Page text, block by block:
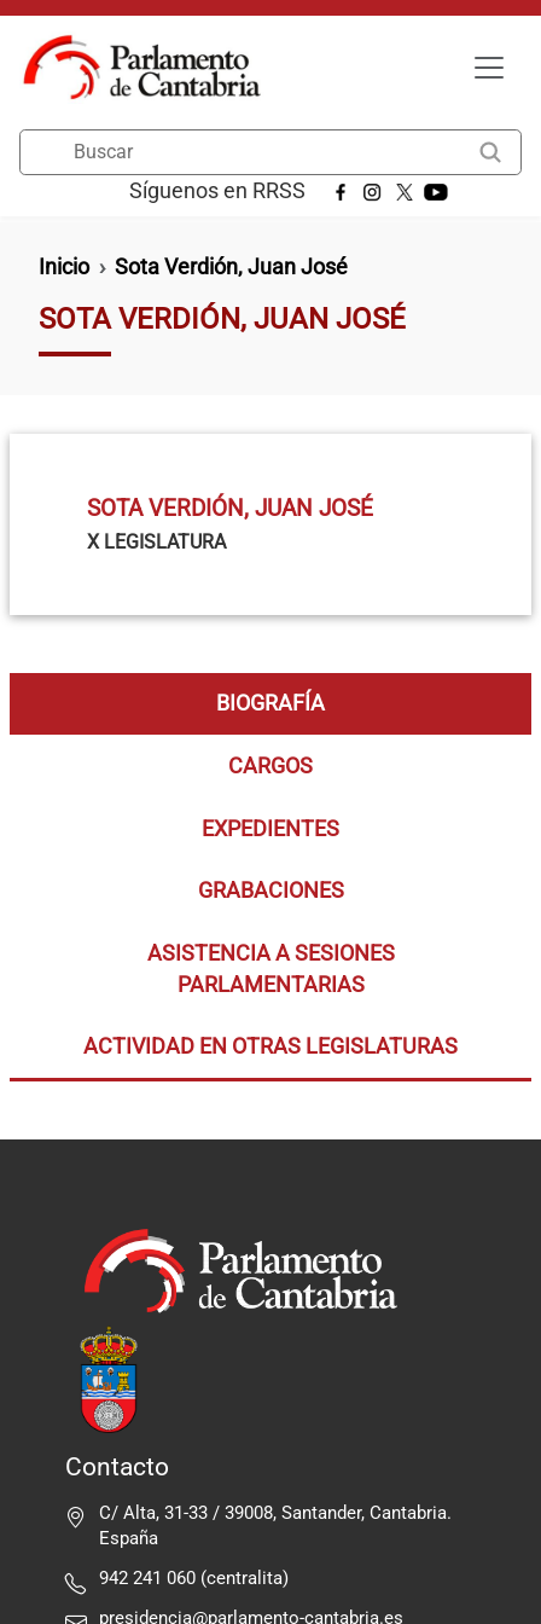
Pasar al contenido principal
Síguenos en RRSS
Ruta de navegación
Inicio Sota Verdión, Juan José
SOTA VERDIÓN, JUAN JOSÉ
SOTA VERDIÓN, JUAN JOSÉ
X LEGISLATURA
BIOGRAFÍA
CARGOS
EXPEDIENTES
GRABACIONES
ASISTENCIA A SESIONES
PARLAMENTARIAS
ACTIVIDAD EN OTRAS LEGISLATURAS
Contacto
C/ Alta, 31-33 / 39008, Santander, Cantabria.
España
942 241 060 (centralita)
presidencia@parlamento-cantabria.es